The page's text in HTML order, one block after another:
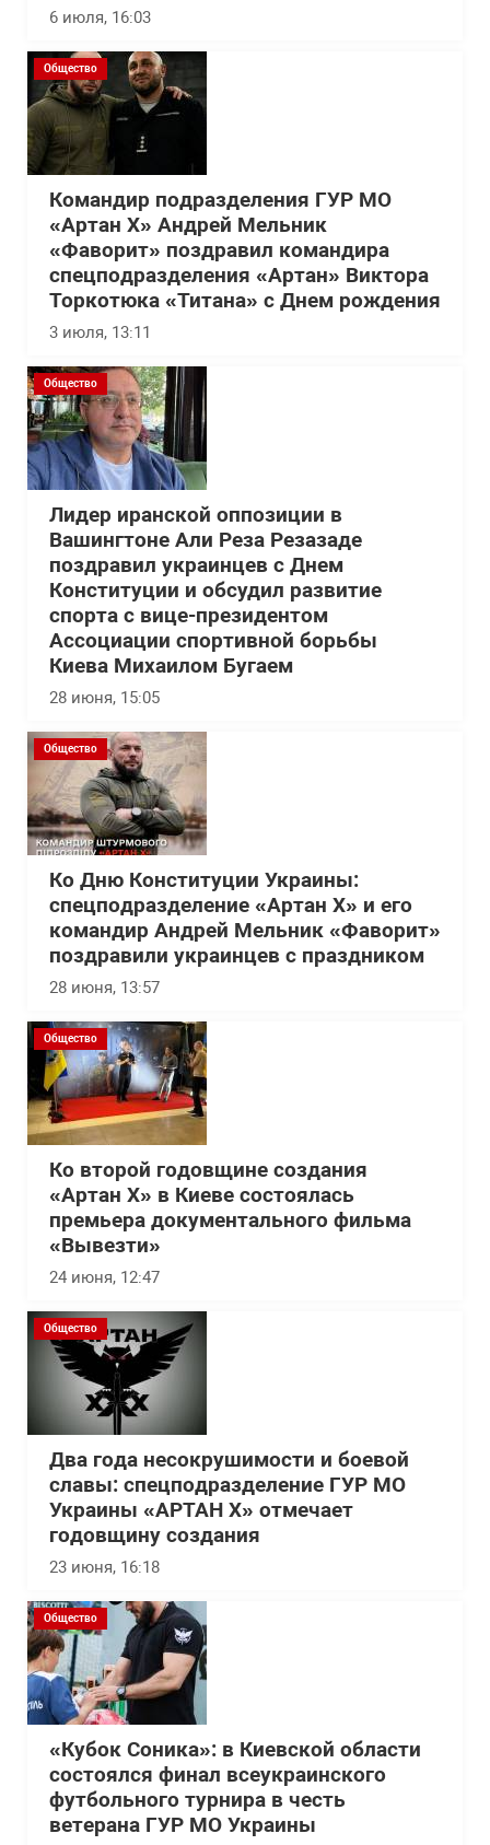
6 июля, 16:03
Общество
Командир подразделения ГУР МО
«Артан Х» Андрей Мельник
«Фаворит» поздравил командира
спецподразделения «Артан» Виктора
Торкотюка «Титана» с Днем рождения
3 июля, 13:11
Общество
Лидер иранской оппозиции в
Вашингтоне Али Реза Резазаде
поздравил украинцев с Днем
Конституции и обсудил развитие
спорта с вице-президентом
Ассоциации спортивной борьбы
Киева Михаилом Бугаем
28 июня, 15:05
Общество
Ко Дню Конституции Украины:
спецподразделение «Артан Х» и его
командир Андрей Мельник «Фаворит»
поздравили украинцев с праздником
28 июня, 13:57
Общество
Ко второй годовщине создания
«Артан Х» в Киеве состоялась
премьера документального фильма
«Вывезти»
24 июня, 12:47
Общество
Два года несокрушимости и боевой
славы: спецподразделение ГУР МО
Украины «АРТАН Х» отмечает
годовщину создания
23 июня, 16:18
Общество
«Кубок Соника»: в Киевской области
состоялся финал всеукраинского
футбольного турнира в честь
ветерана ГУР МО Украины